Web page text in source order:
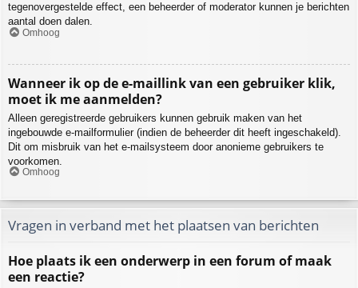
tegenovergestelde effect, een beheerder of moderator kunnen je berichten
aantal doen dalen.
Omhoog
Wanneer ik op de e-maillink van een gebruiker klik,
moet ik me aanmelden?
Alleen geregistreerde gebruikers kunnen gebruik maken van het
ingebouwde e-mailformulier (indien de beheerder dit heeft ingeschakeld).
Dit om misbruik van het e-mailsysteem door anonieme gebruikers te
voorkomen.
Omhoog
Vragen in verband met het plaatsen van berichten
Hoe plaats ik een onderwerp in een forum of maak
een reactie?